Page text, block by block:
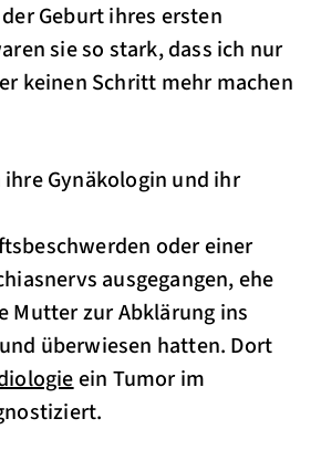
Geburt ihres ersten
sie so stark, dass ich nur
keinen Schritt mehr machen
Gynäkologin und ihr
oder einer
ausgegangen, ehe
Mutter zur Abklärung ins
überwiesen hatten. Dort
ein Tumor im